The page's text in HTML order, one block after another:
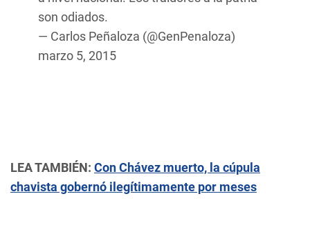
son odiados.
— Carlos Peñaloza (@GenPenaloza)
marzo 5, 2015
LEA TAMBIÉN: Con Chávez muerto, la cúpula
chavista gobernó ilegítimamente por meses